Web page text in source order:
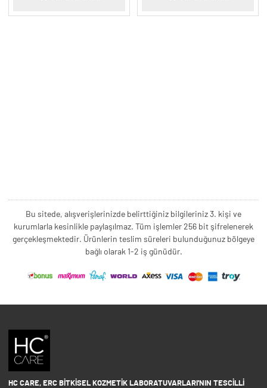
Bu sitede, alışverişlerinizde belirttiğiniz bilgileriniz 3. kişi ve
kurumlarla kesinlikle paylaşılmaz. Tüm işlemler 256 bit şifrelenerek
gerçekleşmektedir. Ürünlerin teslim süreleri bulunduğunuz bölgeye
bağlı olarak 1-2 iş günüdür.
HC CARE, ERC BITKISEL KOZMETIK LABORATUVARLARI'NIN TESCILLI